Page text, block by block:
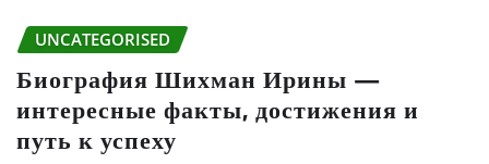
UNCATEGORISED
Биография Шихман Ирины —
интересные факты, достижения и
путь к успеху